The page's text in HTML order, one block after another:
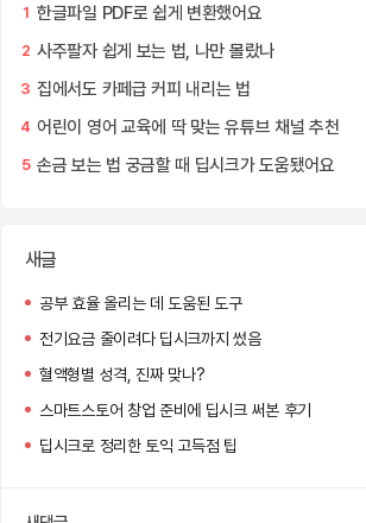
1 한글파일 PDF로 쉽게 변환했어요
2 사주팔자 쉽게 보는 법, 나만 몰랐나
3 집에서도 카페급 커피 내리는 법
4 어린이 영어 교육에 딱 맞는 유튜브 채널 추천
5 손금 보는 법 궁금할 때 딥시크가 도움됐어요
새글
공부 효율 올리는 데 도움된 도구
전기요금 줄이려다 딥시크까지 썼음
혈액형별 성격, 진짜 맞나?
스마트스토어 창업 준비에 딥시크 써본 후기
딥시크로 정리한 토익 고득점 팁